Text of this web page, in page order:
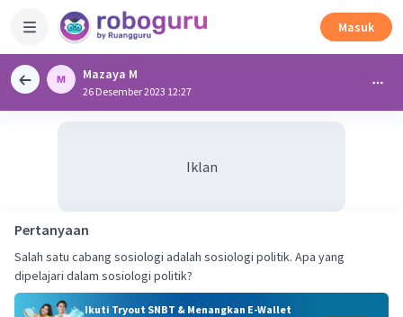
Masuk
Mazaya M
26 Desember 2023 12:27
Iklan
Pertanyaan
Salah satu cabang sosiologi adalah sosiologi politik. Apa yang
dipelajari dalam sosiologi politik?
Ikuti Tryout SNBT & Menangkan E-Wallet